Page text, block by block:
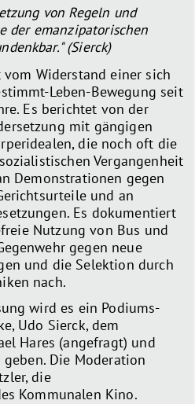
von Regeln und
der emanzipatorischen
(Sierck)
Widerstand einer sich
Leben-Bewegung seit
Es berichtet von der
mit gängigen
die noch oft die
Vergangenheit
Demonstrationen gegen
und an
Es dokumentiert
Nutzung von Bus und
gegen neue
und die Selektion durch
nach.
wird es ein Podiums-
Udo Sierck, dem
Hares (angefragt) und
geben. Die Moderation
die
Kommunalen Kino.